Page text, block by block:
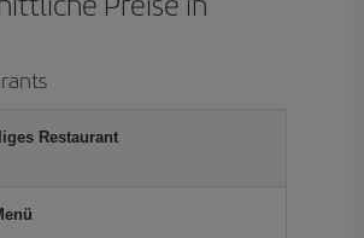
Restaurant